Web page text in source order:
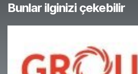
Bunlar ilginizi çekebilir